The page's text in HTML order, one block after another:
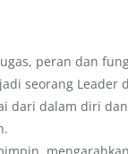
peran dan
seorang Leader
dari dalam diri